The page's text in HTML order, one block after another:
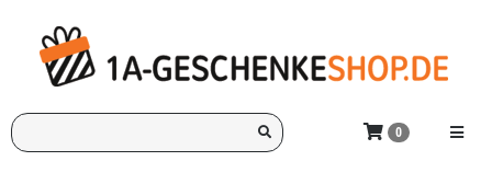
Hauptinhalt
springen
Ich
suche
Menü
0